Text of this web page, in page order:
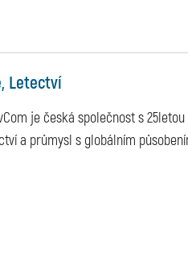
Letectví
je česká společnost s
a průmysl s globálním